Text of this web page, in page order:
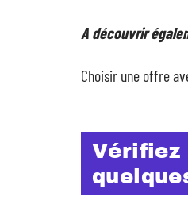
A découvrir
Choisir une offre
Vérifiez